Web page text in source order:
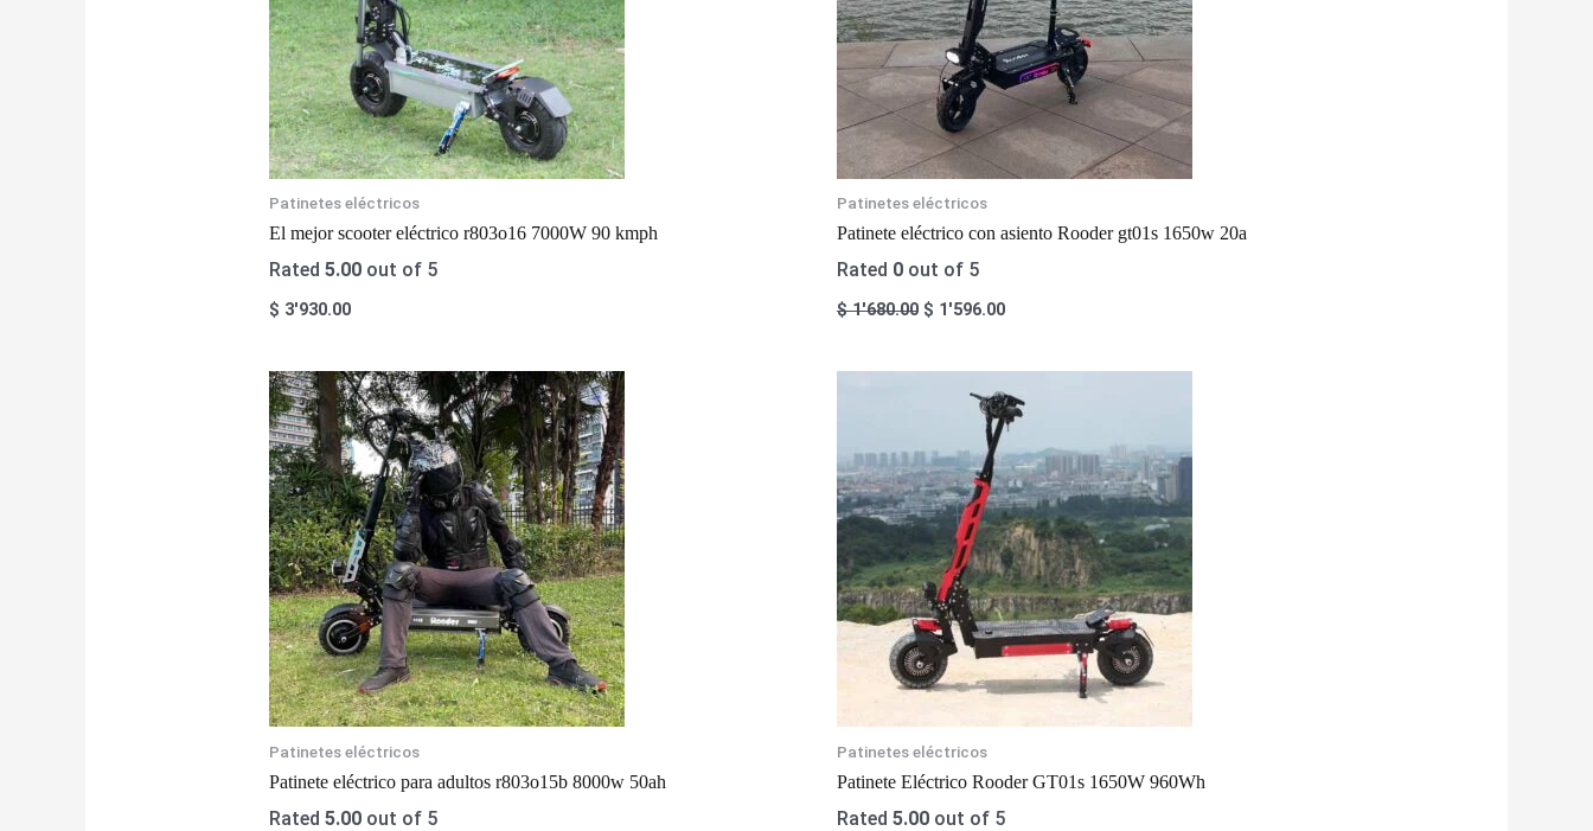
Patinetes eléctricos
El mejor scooter eléctrico r803o16 7000W 90 kmph
Rated 5.00out of 5
$ 3'930.00
Patinetes eléctricos
Patinete eléctrico con asiento Rooder gt01s 1650w 20a
Rated 0 out of 5
$1'680.00 $ 1'596.00
Patinetes eléctricos
Patinete eléctrico para adultos r803o15b 8000w 50ah
Rated 5.00out of 5
Patinetes eléctricos
Patinete Eléctrico Rooder GT01s 1650W 960Wh
Rated 5.00 out of 5